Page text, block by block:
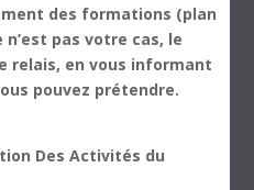
des formations (plan
n’est pas votre cas, le
relais, en vous informant
pouvez prétendre.
Des Activités du